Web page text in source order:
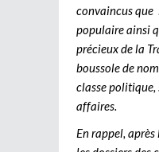
convaincus que
populaire ainsi
précieux de la
boussole de
classe
affaires.
En rappel,